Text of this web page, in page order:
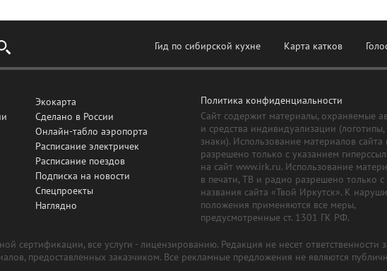
Гид по сибирской кухне Карта катков
Экокарта
Сделано в России
Онлайн-табло аэропорта
Расписание электричек
Расписание поездов
Подписка на новости
Спецпроекты
Наглядно
Политика конфиденциальности
Сайт содержит материалы, охраняемые
и средства индивидуализации
знаки). Использование материалов сайта
разрешено только с указанием
на сайт www.irk.ru. Использование
в печати, ТВ и радио разрешено только с
названия сайта «Твой Иркутск». К
положения применяются все меры,
предусмотренные ст. 1301 ГК РФ.
сертификации, все услуги - лицензированию. Редакция не несет
предоставленных заказчиком. Все рекламные предложения не являются